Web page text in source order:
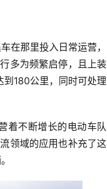
在那里投入日常运营，
多为频繁启停，且上装
180公里，同时可处理
着不断增长的电动车队
领域的应用也补充了这